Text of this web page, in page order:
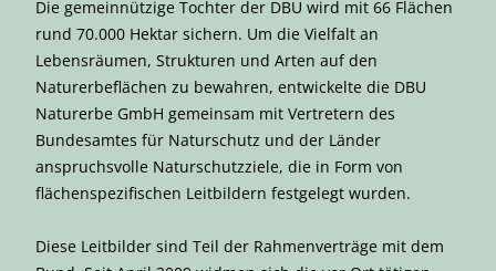
Die gemeinnützige Tochter der DBU wird mit 66 Flächen
rund 70.000 Hektar sichern. Um die Vielfalt an
Lebensräumen, Strukturen und Arten auf den
Naturerbeflächen zu bewahren, entwickelte die DBU
Naturerbe GmbH gemeinsam mit Vertretern des
Bundesamtes für Naturschutz und der Länder
anspruchsvolle Naturschutzziele, die in Form von
flächenspezifischen Leitbildern festgelegt wurden.
Diese Leitbilder sind Teil der Rahmenverträge mit dem